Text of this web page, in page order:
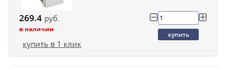
269.4 руб.
в наличии
купить
купить в 1 клик